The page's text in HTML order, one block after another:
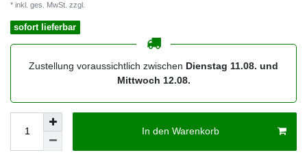
* inkl. ges. MwSt. zzgl.
sofort lieferbar
Zustellung voraussichtlich zwischen Dienstag 11.08. und
Mittwoch 12.08.
In den Warenkorb